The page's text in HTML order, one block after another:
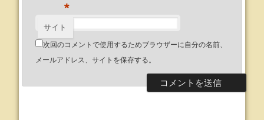
*
サイト
次回のコメントで使用するためブラウザーに自分の名前、
メールアドレス、サイトを保存する。